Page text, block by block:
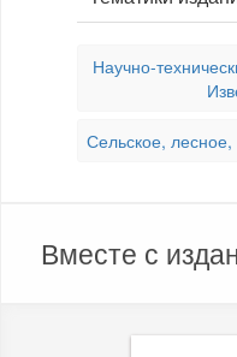
Научно-
Сельское, лесное,
Вместе с